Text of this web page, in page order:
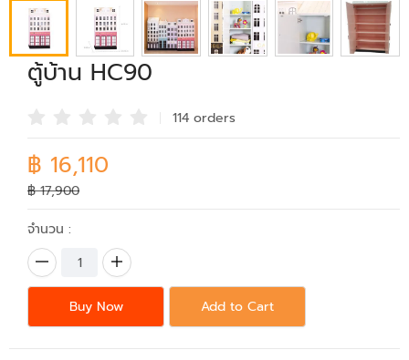
ตู้บ้าน HC90
114 orders
฿ 16,110
฿ 17,900
จำนวน :
Buy Now Add to Cart